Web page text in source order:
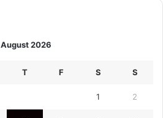
August 2026
T F S S
1 2